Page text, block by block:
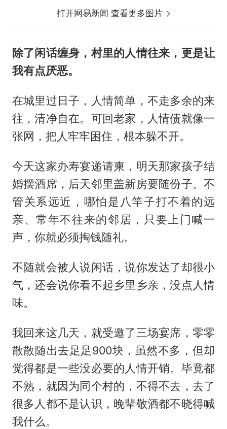
打开网易新闻 查看更多图片
除了闲话缠身，村里的人情往来，更是让
我有点厌恶。
在城里过日子，人情简单，不走多余的来
往，清净自在。可回老家，人情债就像一
张网，把人牢牢困住，根本躲不开。
今天这家办寿宴递请柬，明天那家孩子结
婚摆酒席，后天邻里盖新房要随份子。不
管关系远近，哪怕是八竿子打不着的远
亲、常年不往来的邻居，只要上门喊一
声，你就必须掏钱随礼。
不随就会被人说闲话，说你发达了却很小
气，还会说你看不起乡里乡亲，没点人情
味。
我回来这几天，就受邀了三场宴席，零零
散散随出去足足900块，虽然不多，但却
觉得都是一些没必要的人情开销。毕竟都
不熟，就因为同个村的，不得不去，去了
很多人都不是认识，晚辈敬酒都不晓得喊
我什么。